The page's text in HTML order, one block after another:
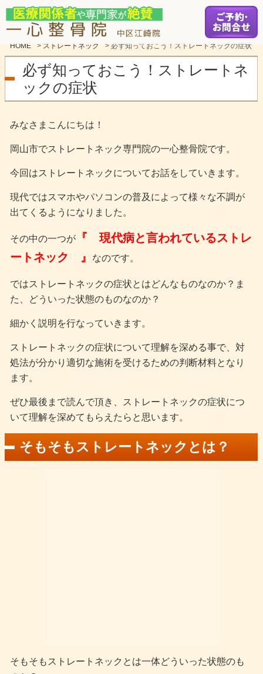
HOME >ストレートネック >必ず知っておこう！ストレートネックの症状
必ず知っておこう！ストレートネ
ックの症状
みなさまこんにちは！
岡山市でストレートネック専門院の一心整骨院です。
今回はストレートネックについてお話をしていきます。
現代ではスマホやパソコンの普及によって様々な不調が
出てくるようになりました。
その中の一つが『 現代病と言われているストレ
ートネック 』
なのです。
ではストレートネックの症状とはどんなものなのか？ま
た、どういった状態のものなのか？
細かく説明を行なっていきます。
ストレートネックの症状について理解を深める事で、対
処法が分かり適切な施術を受けるための判断材料となり
ます。
ぜひ最後まで読んで頂き、ストレートネックの症状につ
いて理解を深めてもらえたらと思います。
そもそもストレートネックとは？
そもそもストレートネックとは一体どういった状態のも